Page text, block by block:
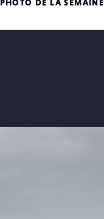
PHOTO DE LA SEMAINE